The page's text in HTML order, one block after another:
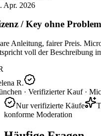
Apr. 2026
/ Key ohne
Anleitung, fairer Preis.
voll der Beschreibung
R.
· Verifizierter Kauf ·
Nur verifizierte Käufe
konforme Moderation